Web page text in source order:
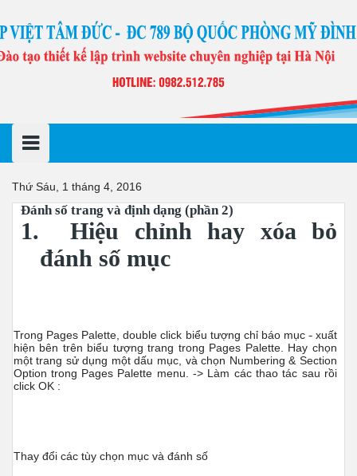
k
i
p
Thứ Sáu, 1 tháng 4, 2016
Đánh số trang và định dạng (phần 2)
1.
Hiệu chỉnh hay xóa bỏ
đánh số mục
Trong Pages Palette, double click biểu tượng chỉ báo mục xuất
hiện bên trên biểu tượng trang trong Pages Palette. Hay chọn
một trang sử dụng một dấu mục, và chọn Numbering & Section
Option trong Pages Palette menu. -> Làm các thao tác sau rồi
click OK :
Thay đổi các tùy chọn mục và đánh số